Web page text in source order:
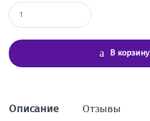
К
о
ч
е
В корзину
Описание Отзывы